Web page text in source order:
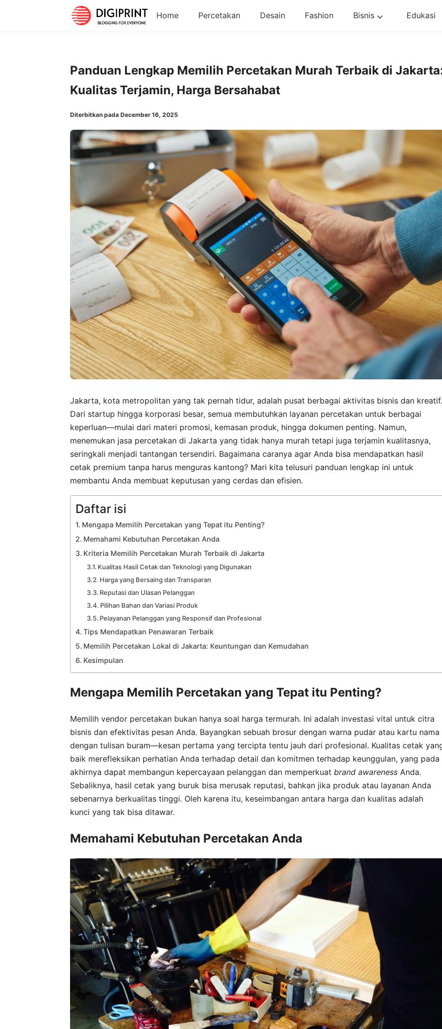
Home Percetakan Desain Fashion Bisnis Edukasi
Panduan Lengkap Memilih Percetakan Murah Terbaik di
Kualitas Terjamin, Harga Bersahabat
Diterbitkan pada December 16, 2025
Jakarta, kota metropolitan yang tak pernah tidur, adalah pusat berbagai aktivitas bisnis dan kreatif.
Dari startup hingga korporasi besar, semua membutuhkan layanan percetakan untuk berbagai
keperluan—mulai dari materi promosi, kemasan produk, hingga dokumen penting. Namun,
menemukan jasa percetakan di Jakarta yang tidak hanya murah tetapi juga terjamin kualitasnya,
seringkali menjadi tantangan tersendiri. Bagaimana caranya agar Anda bisa mendapatkan hasil
cetak premium tanpa harus menguras kantong? Mari kita telusuri panduan lengkap ini untuk
membantu Anda membuat keputusan yang cerdas dan efisien.
Daftar isi
Mengapa Memilih Percetakan yang Tepat itu Penting?
Memahami Kebutuhan Percetakan Anda
Kriteria Memilih Percetakan Murah Terbaik di Jakarta
Kualitas Hasil Cetak dan Teknologi yang Digunakan
Harga yang Bersaing dan Transparan
Reputasi dan Ulasan Pelanggan
Pilihan Bahan dan Variasi Produk
Pelayanan Pelanggan yang Responsif dan Profesional
Tips Mendapatkan Penawaran Terbaik
Memilih Percetakan Lokal di Jakarta: Keuntungan dan Kemudahan
Kesimpulan
Mengapa Memilih Percetakan yang Tepat itu Penting?
Memilih vendor percetakan bukan hanya soal harga termurah. Ini adalah investasi vital untuk citra
bisnis dan efektivitas pesan Anda. Bayangkan sebuah brosur dengan warna pudar atau kartu nama
dengan tulisan buram—kesan pertama yang tercipta tentu jauh dari profesional. Kualitas cetak
baik merefleksikan perhatian Anda terhadap detail dan komitmen terhadap keunggulan, yang pada
akhirnya dapat membangun kepercayaan pelanggan dan memperkuat brand awareness Anda.
Sebaliknya, hasil cetak yang buruk bisa merusak reputasi, bahkan jika produk atau layanan Anda
sebenarnya berkualitas tinggi. Oleh karena itu, keseimbangan antara harga dan kualitas adalah
kunci yang tak bisa ditawar.
Memahami Kebutuhan Percetakan Anda